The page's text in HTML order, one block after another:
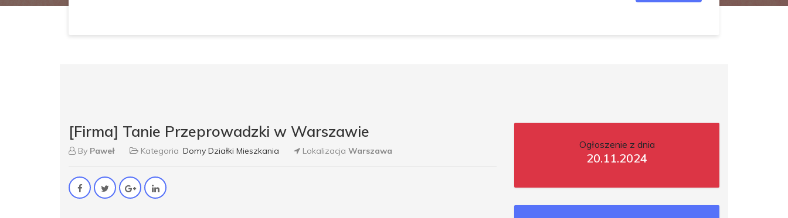
[Firma] Tanie Przeprowadzki w Warszawie
By Paweł Kategoria Domy Działki Mieszkania Lokalizacja Warszawa
Ogłoszenie z dnia
20.11.2024